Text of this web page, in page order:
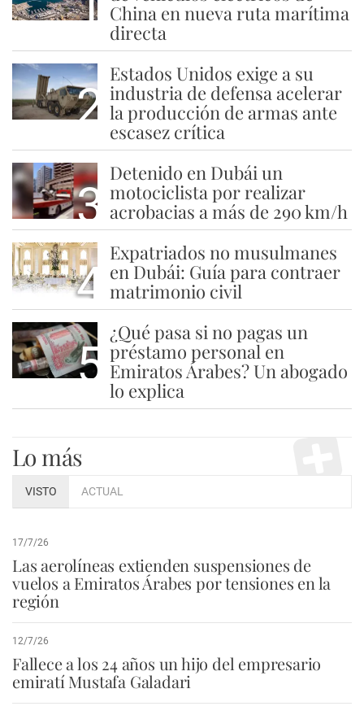
China en nueva ruta marítima
directa
2
Estados Unidos exige a su
industria de defensa acelerar
la producción de armas ante
escasez crítica
3
Detenido en Dubái un
motociclista por realizar
acrobacias a más de 290 km/h
4
Expatriados no musulmanes
en Dubái: Guía para contraer
matrimonio civil
5
¿Qué pasa si no pagas un
préstamo personal en
Emiratos Árabes? Un abogado
lo explica
Lo más
VISTO ACTUAL
17/7/26
Las aerolíneas extienden suspensiones de
vuelos a Emiratos Árabes por tensiones en la
región
12/7/26
Fallece a los 24 años un hijo del empresario
emiratí Mustafa Galadari